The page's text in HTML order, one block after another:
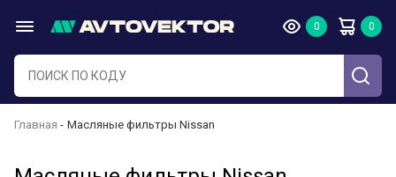
Главная Масляные фильтры Nissan